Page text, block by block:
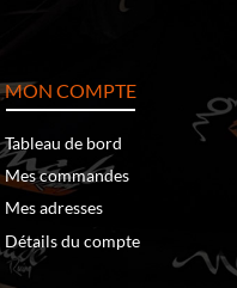
MON COMPTE
Tableau de bord
Mes commandes
Mes adresses
Détails du compte